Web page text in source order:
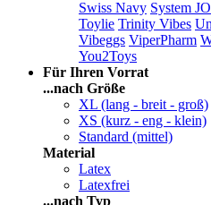
Swiss Navy System JO
Toylie Trinity Vibes
Vibeggs ViperPharm
You2Toys
Für Ihren Vorrat
...nach Größe
XL (lang - breit - groß)
XS (kurz - eng - klein)
Standard (mittel)
Material
Latex
Latexfrei
...nach Typ